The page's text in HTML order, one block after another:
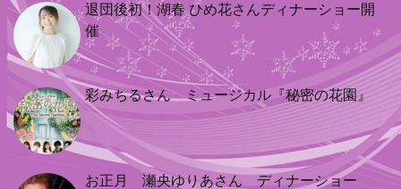
退団後初！湖春 ひめ花さんディナーショー開
催
彩みちるさん ミュージカル『秘密の花園』
お正月 瀬央ゆりあさん ディナーショー